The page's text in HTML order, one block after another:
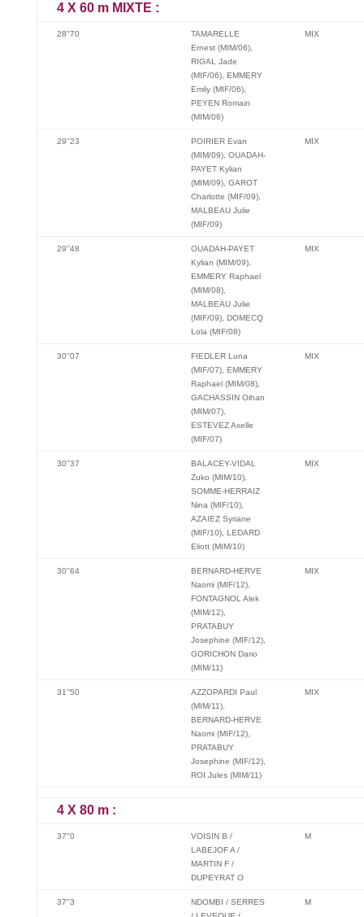
4 X 60 m MIXTE :
28''70
TAMARELLE
Ernest (MIM/06),
RIGAL Jade
(MIF/06), EMMERY
Emily (MIF/06),
PEYEN Romain
(MIM/06)
MIX
29''23
POIRIER Evan
(MIM/09), OUADAH-
PAYET Kylian
(MIM/09), GAROT
Charlotte (MIF/09),
MALBEAU Julie
(MIF/09)
MIX
29''48
OUADAH-PAYET
Kylian (MIM/09),
EMMERY Raphael
(MIM/08),
MALBEAU Julie
(MIF/09), DOMECQ
Lola (MIF/08)
MIX
30''07
FIEDLER Luna
(MIF/07), EMMERY
Raphael (MIM/08),
GACHASSIN Oihan
(MIM/07),
ESTEVEZ Axelle
(MIF/07)
MIX
30''37
BALACEY-VIDAL
Zuko (MIM/10),
SOMME-HERRAIZ
Nina (MIF/10),
AZAIEZ Syriane
(MIF/10), LEDARD
Eliott (MIM/10)
MIX
30''64
BERNARD-HERVE
Naomi (MIF/12),
FONTAGNOL Alek
(MIM/12),
PRATABUY
Josephine (MIF/12),
GORICHON Dario
(MIM/11)
MIX
31''50
AZZOPARDI Paul
(MIM/11),
BERNARD-HERVE
Naomi (MIF/12),
PRATABUY
Josephine (MIF/12),
ROI Jules (MIM/11)
MIX
4 X 80 m :
37"0
VOISIN B /
LABEJOF A /
MARTIN F /
DUPEYRAT O
M
37"3
NDOMBI / SERRES
M